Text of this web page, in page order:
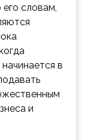
словам,
в
и